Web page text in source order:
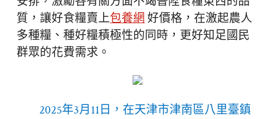
質，讓好食糧賣上包養網好價格，在激起農人
多種糧、種好糧積極性的同時，更好知足國民
群眾的花費需求。
2025年3月11日，在天津市津南區八里臺鎮